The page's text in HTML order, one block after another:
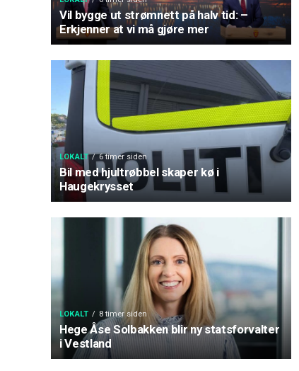
Vil bygge ut strømnett på halv tid: –
Erkjenner at vi må gjøre mer
LOKALT 6 timer siden
Bil med hjultrøbbel skaper kø i
Haugekrysset
LOKALT 8 timer siden
Hege Åse Solbakken blir ny statsforvalter
i Vestland